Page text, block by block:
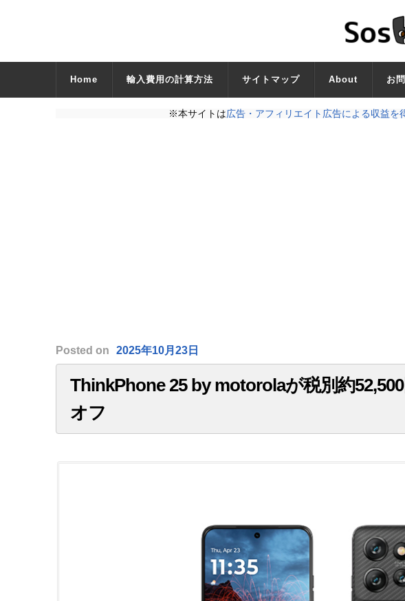
Home 輸入費用の計算方法 サイトマップ About お
※本サイトは広告・アフィリエイト広告による収益を
Posted on 2025年10月23日
ThinkPhone 25 by motorolaが税別約
オフ